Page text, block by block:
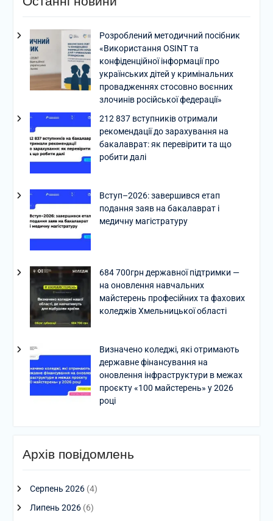
Розроблений методичний посібник
«Використання OSINT та
конфіденційної інформації про
українських дітей у кримінальних
провадженнях стосовно воєнних
злочинів російської федерації»
212 837 вступників отримали
рекомендації до зарахування на
бакалаврат: як перевірити та що
робити далі
Вступ–2026: завершився етап
подання заяв на бакалаврат і
медичну магістратуру
684 700грн державної підтримки —
на оновлення навчальних
майстерень професійних та фахових
коледжів Хмельницької області
Визначено коледжі, які отримають
державне фінансування на
оновлення інфраструктури в межах
проєкту «100 майстерень» у 2026
році
Архів повідомлень
Серпень 2026(4)
Липень 2026(6)